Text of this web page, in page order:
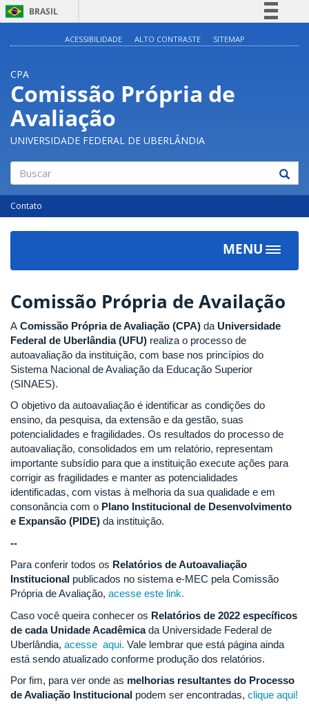
BRASIL
Acesso à informação
ACESSIBILIDADE ALTO CONTRASTE SITEMAP
CPA
Comissão Própria de
Avaliação
UNIVERSIDADE FEDERAL DE UBERLÂNDIA
Buscar
Contato
MENU
Toggle
Comissão Própria de Availação
A Comissão Própria de Avaliação (CPA) da Universidade
Federal de Uberlândia (UFU) realiza o processo de
autoavaliação da instituição, com base nos princípios do
Sistema Nacional de Avaliação da Educação Superior
(SINAES).
O objetivo da autoavaliação é identificar as condições do
ensino, da pesquisa, da extensão e da gestão, suas
potencialidades e fragilidades. Os resultados do processo de
autoavaliação, consolidados em um relatório, representam
importante subsídio para que a instituição execute ações para
corrigir as fragilidades e manter as potencialidades
identificadas, com vistas à melhoria da sua qualidade e em
consonância com o Plano Institucional de Desenvolvimento
e Expansão (PIDE) da instituição.
--
Para conferir todos os Relatórios de Autoavaliação
Institucional publicados no sistema e-MEC pela Comissão
Própria de Avaliação, acesse este link.
Caso você queira conhecer os Relatórios de 2022 específicos
de cada Unidade Acadêmicada Universidade Federal de
Uberlândia, acesse aqui. Vale lembrar que está página ainda
está sendo atualizado conforme produção dos relatórios.
Por fim, para ver onde as melhorias resultantes do Processo
de Avaliação Institucional podem ser encontradas, clique aqui!